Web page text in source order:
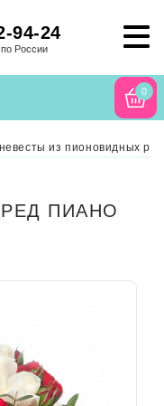
94-24
России
0
из пионовидных
ПИАНО